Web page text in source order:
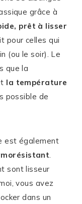
grâce à
prêt à lisser
pour celles qui
(ou le soir). Le
que la
la température
possible de
est également
sont lisseur
vous avez
dans un